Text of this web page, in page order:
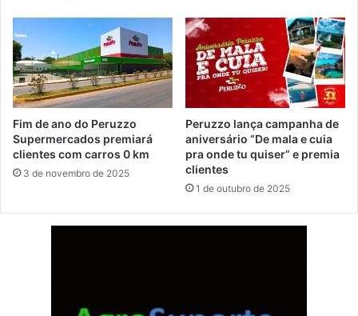
Fim de ano do Peruzzo
Supermercados premiará
clientes com carros 0 km
3 de novembro de 2025
Peruzzo lança campanha de
aniversário “De mala e cuia
pra onde tu quiser” e premia
clientes
1 de outubro de 2025